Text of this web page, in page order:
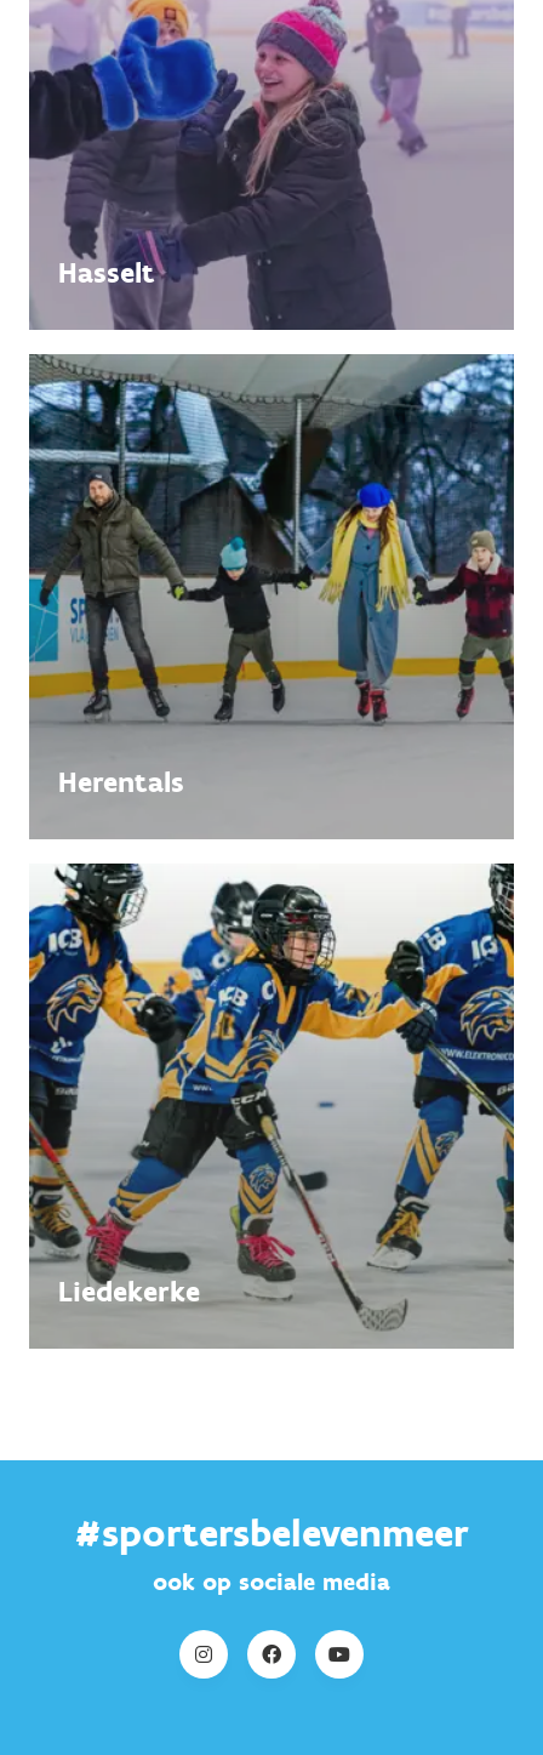
Hasselt
Herentals
Liedekerke
#sportersbelevenmeer
ook op sociale media